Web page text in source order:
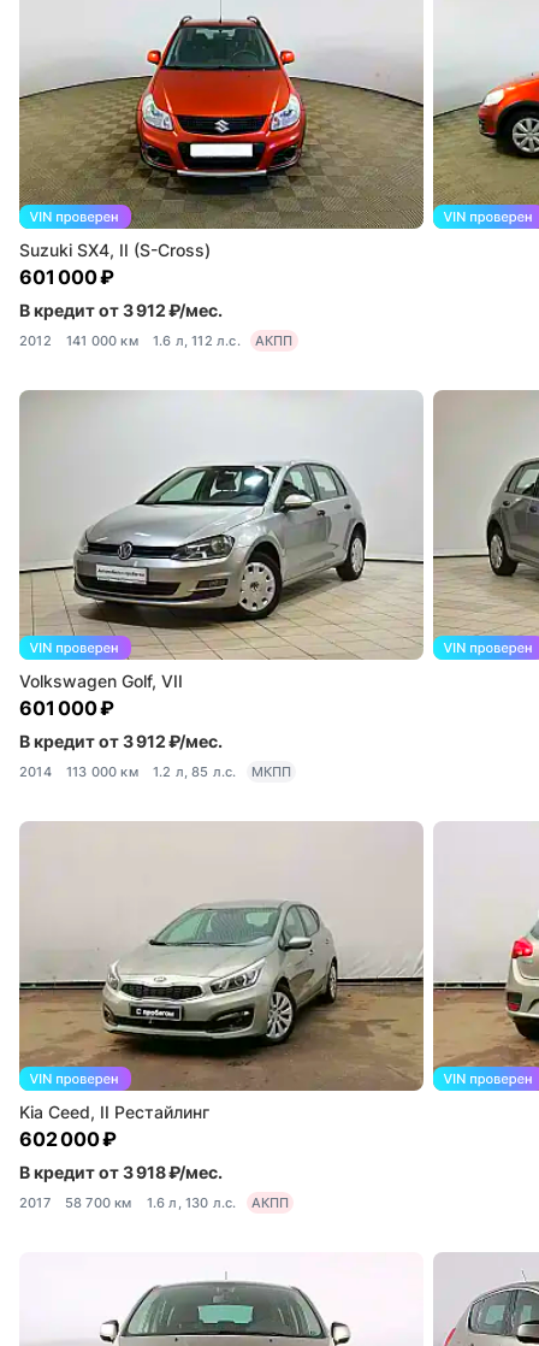
Suzuki SX4, II (S-Cross)
601 000 ₽
В кредит от 3 912 ₽/мес.
2012 141 000 км 1.6 л, 112 л.с. АКПП
Volkswagen Golf, VII
601 000 ₽
В кредит от 3 912 ₽/мес.
2014 113 000 км 1.2 л, 85 л.с. МКПП
Kia Ceed, II Рестайлинг
602 000 ₽
В кредит от 3 918 ₽/мес.
2017 58 700 км 1.6 л, 130 л.с. АКПП